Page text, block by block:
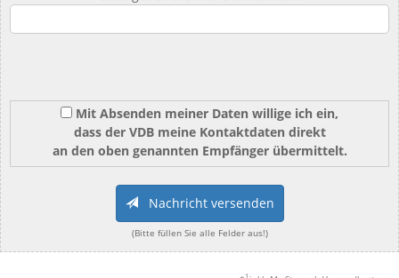
Mit Absenden meiner Daten willige ich ein,
dass der VDB meine Kontaktdaten direkt
an den oben genannten Empfänger übermittelt.
Nachricht versenden
(Bitte füllen Sie alle Felder aus!)
1